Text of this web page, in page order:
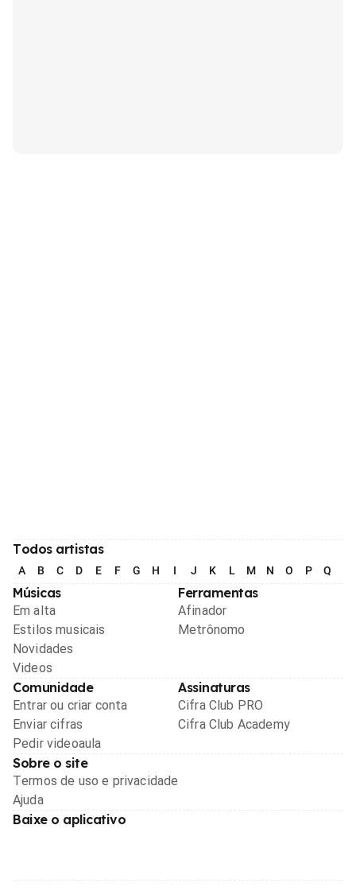
Todos artistas
A B C D E F G H I J K L M N O P Q
Músicas
Em alta
Estilos musicais
Novidades
Videos
Ferramentas
Afinador
Metrônomo
Comunidade
Entrar ou criar conta
Enviar cifras
Pedir videoaula
Assinaturas
Cifra Club PRO
Cifra Club Academy
Sobre o site
Termos de uso e privacidade
Ajuda
Baixe o aplicativo